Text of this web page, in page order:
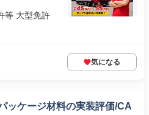
等 大型免許
気になる
ッケージ材料の実装評価/CA